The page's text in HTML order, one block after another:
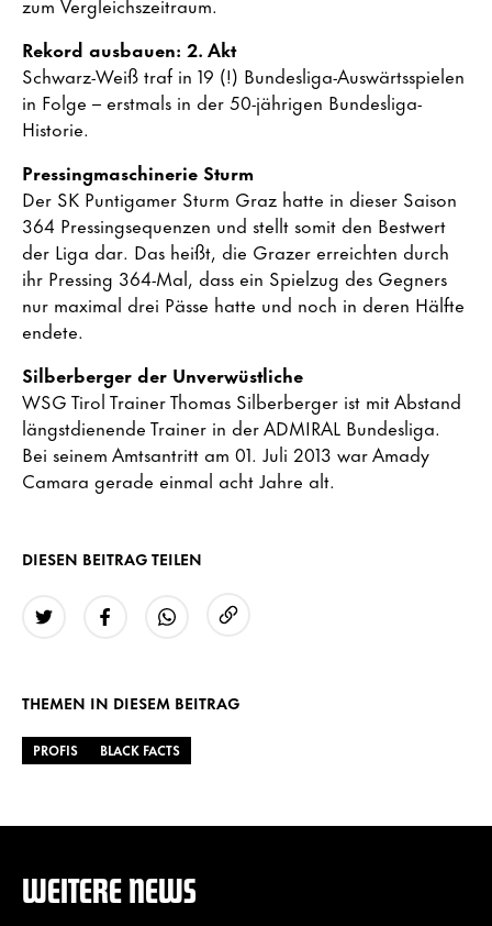
Rekord ausbauen: 2. Akt
Schwarz-Weiß traf in 19 (!) Bundesliga-Auswärtsspielen
in Folge – erstmals in der 50-jährigen Bundesliga-
Historie.
Pressingmaschinerie Sturm
Der SK Puntigamer Sturm Graz hatte in dieser Saison
364 Pressingsequenzen und stellt somit den Bestwert
der Liga dar. Das heißt, die Grazer erreichten durch
ihr Pressing 364-Mal, dass ein Spielzug des Gegners
nur maximal drei Pässe hatte und noch in deren Hälfte
endete.
Silberberger der Unverwüstliche
WSG Tirol Trainer Thomas Silberberger ist mit Abstand
längstdienende Trainer in der ADMIRAL Bundesliga.
Bei seinem Amtsantritt am 01. Juli 2013 war Amady
Camara gerade einmal acht Jahre alt.
DIESEN BEITRAG TEILEN
THEMEN IN DIESEM BEITRAG
PROFIS BLACK FACTS
WEITERE NEWS